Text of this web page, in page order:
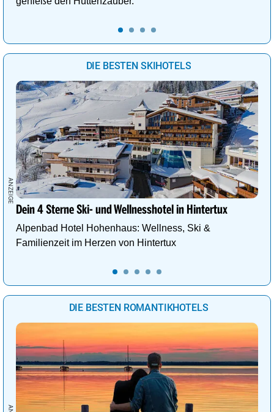
DIE BESTEN SKIHOTELS
Dein 4 Sterne Ski- und Wellnesshotel in Hintertux
Alpenbad Hotel Hohenhaus: Wellness, Ski &
Familienzeit im Herzen von Hintertux
DIE BESTEN ROMANTIKHOTELS